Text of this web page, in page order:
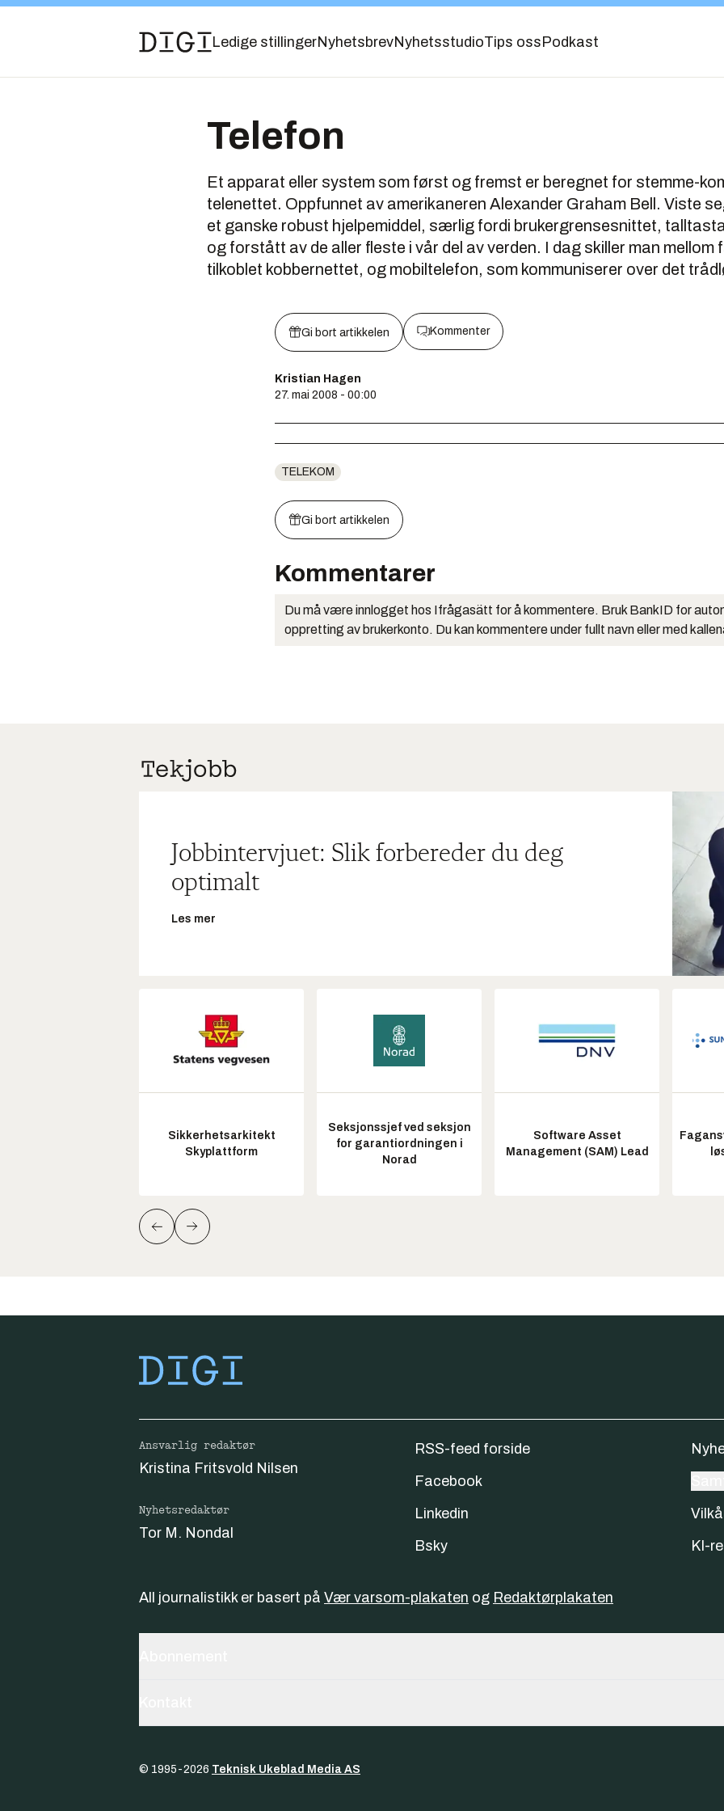
Ledige stillingerNyhetsbrevNyhetsstudioTips oss Podkast
Telefon
Et apparat eller system som først og fremst er beregnet for stemme-
telenettet. Oppfunnet av amerikaneren Alexander Graham Bell. Viste
et ganske robust hjelpemiddel, særlig fordi brukergrensesnittet,
og forstått av de aller fleste i vår del av verden. I dag skiller man
tilkoblet kobbernettet, og mobiltelefon, som kommuniserer over det
Gi bort artikkelen Kommenter
Kristian Hagen
27. mai 2008 - 00:00
TELEKOM
Gi bort artikkelen
Kommentarer
Du må være innlogget hos Ifrågasätt for å kommentere. Bruk BankID for
oppretting av brukerkonto. Du kan kommentere under fullt navn eller med
Jobbintervjuet: Slik forbereder du deg
optimalt
Les mer
Sikkerhetsarkitekt
Skyplattform
Seksjonssjef ved seksjon
for garantiordningen i
Norad
Software Asset
Management (SAM) Lead
Ansvarlig redaktør
Kristina Fritsvold Nilsen
Nyhetsredaktør
Tor M. Nondal
RSS-feed forside
Facebook
Linkedin
Bsky
KI-
All journalistikk er basert på Vær varsom-plakaten og Redaktørplakaten
© 1995-2026 Teknisk Ukeblad Media AS